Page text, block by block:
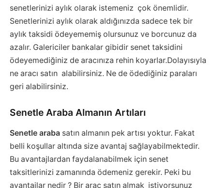
senetlerinizi aylık olarak istemeniz çok önemlidir.
Senetlerinizi aylık olarak aldığınızda sadece tek bir
aylık taksidi ödeyememiş olursunuz ve borcunuz da
azalır. Galericiler bankalar gibidir senet taksidini
ödeyemediğiniz de aracınıza rehin koyarlar.Dolayısıyla
ne aracı satın alabilirsiniz. Ne de ödediğiniz paraları
geri alabilirsiniz.
Senetle Araba Almanın Artıları
Senetle araba satın almanın pek artısı yoktur. Fakat
belli koşullar altında size avantaj sağlayabilmektedir.
Bu avantajlardan faydalanabilmek için senet
taksitlerinizi zamanında ödemeniz gerekir. Peki bu
avantajlar nedir ? Bir araç satın almak istiyorsunuz